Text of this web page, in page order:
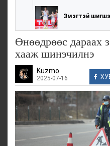
Эмэгтэй
Өнөөдрөөс дараах
хааж шинэчилнэ
Kuzmo
2025-07-16